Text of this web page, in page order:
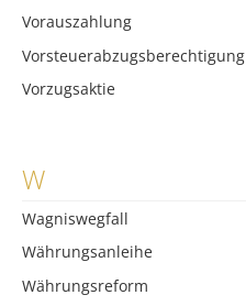
Vorauszahlung
Vorsteuerabzugsberechtigung
Vorzugsaktie
W
Wagniswegfall
Währungsanleihe
Währungsreform